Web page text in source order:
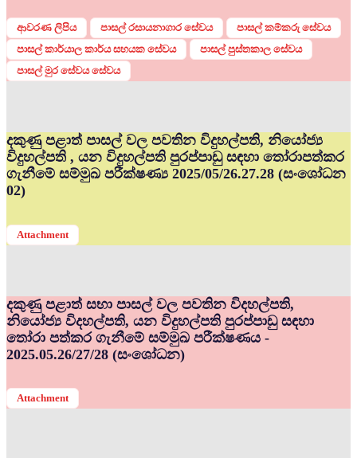
ආවරණ ලිපිය පාසල් රසායනාගාර සේවය
පාසල් කම්කරු සේවය
පාසල් කාර්යාල කාර්ය සහයක සේවය
පාසල් පුස්තකාල සේවය
පාසල් මුර සේවය සේවය
දකුණු පළාත් පාසල් වල පවතින විදුහල්පති, නියෝජ්‍ය
විදුහල්පති , යන විදුහල්පති පුරප්පාඩු සඳහා තෝරාපත්කර
ගැනීමේ සම්මුඛ පරීක්ෂණ්‍ය 2025/05/26.27.28 (සංශෝධන
02)
Attachment
දකුණු පළාත් සභා පාසල් වල පවතින විදහල්පති,
නියෝජ්‍ය විදහල්පති, යන විදුහල්පති පුරප්පාඩු සඳහා
තෝරා පත්කර ගැනීමේ සම්මුඛ පරීක්ෂණය -
2025.05.26/27/28 (සංශෝධන)
Attachment